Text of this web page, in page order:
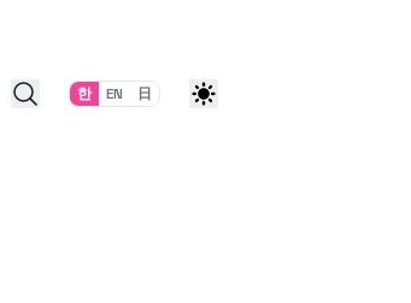
한 EN 日